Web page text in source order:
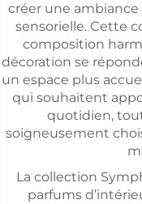
créer une
sensorielle. Cette
composition
décoration se
un espace plus
qui souhaitent
quotidien,
soigneusement
La collection
parfums